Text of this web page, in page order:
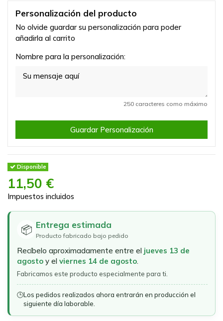
Personalización del producto
No olvide guardar su personalización para poder
añadirla al carrito
Nombre para la personalización:
250 caracteres como máximo
Guardar Personalización
Disponible
11,50 €
Impuestos incluidos
📦 Entrega estimada
Producto fabricado bajo pedido
Recíbelo aproximadamente entre el jueves 13 de
agosto y el viernes 14 de agosto.
Fabricamos este producto especialmente para ti.
🕒Los pedidos realizados ahora entrarán en producción el
siguiente día laborable.